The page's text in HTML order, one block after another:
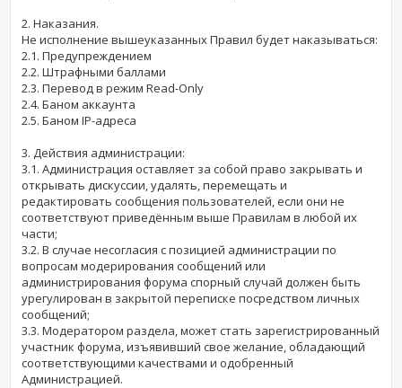
2. Наказания.
Не исполнение вышеуказанных Правил будет наказываться:
2.1. Предупреждением
2.2. Штрафными баллами
2.3. Перевод в режим Read-Only
2.4. Баном аккаунта
2.5. Баном IP-адреса
3. Действия администрации:
3.1. Администрация оставляет за собой право закрывать и
открывать дискуссии, удалять, перемещать и
редактировать сообщения пользователей, если они не
соответствуют приведённым выше Правилам в любой их
части;
3.2. В случае несогласия с позицией администрации по
вопросам модерирования сообщений или
администрирования форума спорный случай должен быть
урегулирован в закрытой переписке посредством личных
сообщений;
3.3. Модератором раздела, может стать зарегистрированный
участник форума, изъявивший свое желание, обладающий
соответствующими качествами и одобренный
Администрацией.